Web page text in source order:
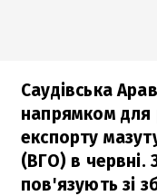
Саудівська
напрямком для
експорту
(ВГО) в червні.
пов'язують зі